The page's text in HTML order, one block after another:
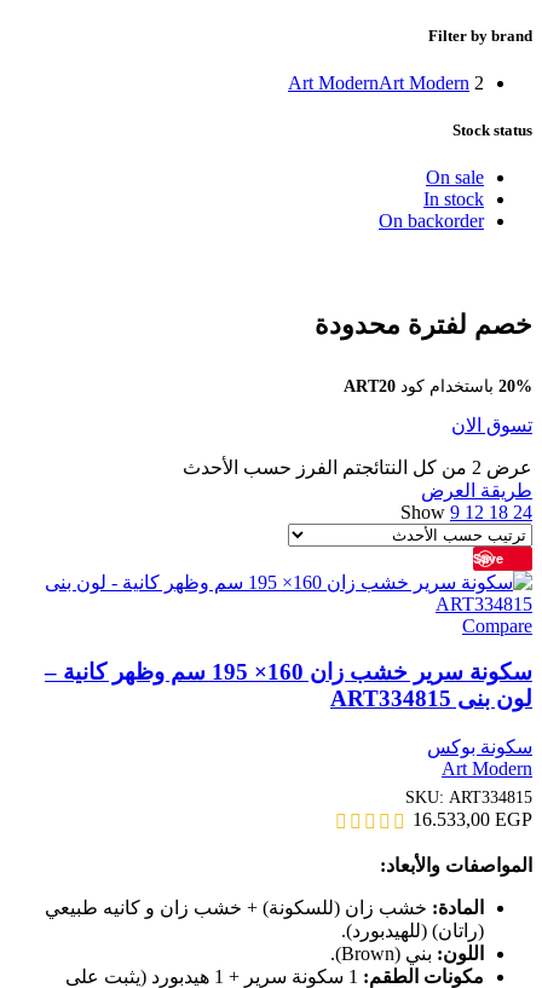
Filter by brand
Art ModernArt Modern 2
Stock status
On sale
In stock
On backorder
خصم لفترة محدودة
20% باستخدام كود ART20
تسوق الان
عرض ⁦2⁩ من كل النتائج
تم الفرز حسب الأحدث
طريقة العرض
Show 9 12 18 24
Save
Compare
سكونة سرير خشب زان 160× 195 سم وظهر كانية –
لون بنى ART334815
سكونة بوكس
Art Modern
SKU: ART334815
16.533,00 EGP
المواصفات والأبعاد:
المادة: خشب زان (للسكونة) + خشب زان و كانيه طبيعي
(راتان) (للهيدبورد).
اللون: بني (Brown).
مكونات الطقم:
1 سكونة سرير + 1 هيدبورد (يثبت على